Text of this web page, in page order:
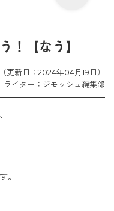
！【なう】
更新日：2024年04月19日）
ライター：ジモッシュ編集部
。